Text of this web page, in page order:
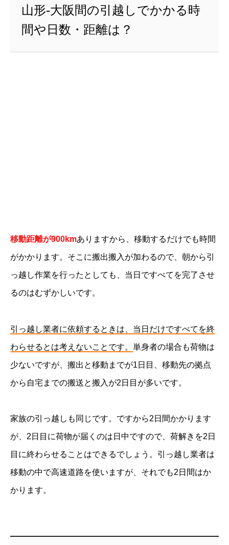
山形-大阪間の引越しでかかる時
間や日数・距離は？
移動距離が900kmありますから、移動するだけでも時間
がかかります。そこに搬出搬入が加わるので、朝から引
っ越し作業を行ったとしても、当日ですべてを完了させ
るのはむずかしいです。
引っ越し業者に依頼するときは、当日だけですべてを終
わらせるとは考えないことです。 単身者の場合も荷物は
少ないですが、搬出と移動までが1日目、移動先の拠点
から自宅までの搬送と搬入が2日目が多いです。
家族の引っ越しも同じです。ですから2日間かかります
が、2日目に荷物が届くのは日中ですので、荷解きを2日
目に終わらせることはできるでしょう。引っ越し業者は
移動の中で高速道路を使いますが、それでも2日間はか
かります。